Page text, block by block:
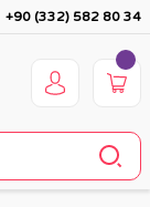
+90 (332) 582 80 34